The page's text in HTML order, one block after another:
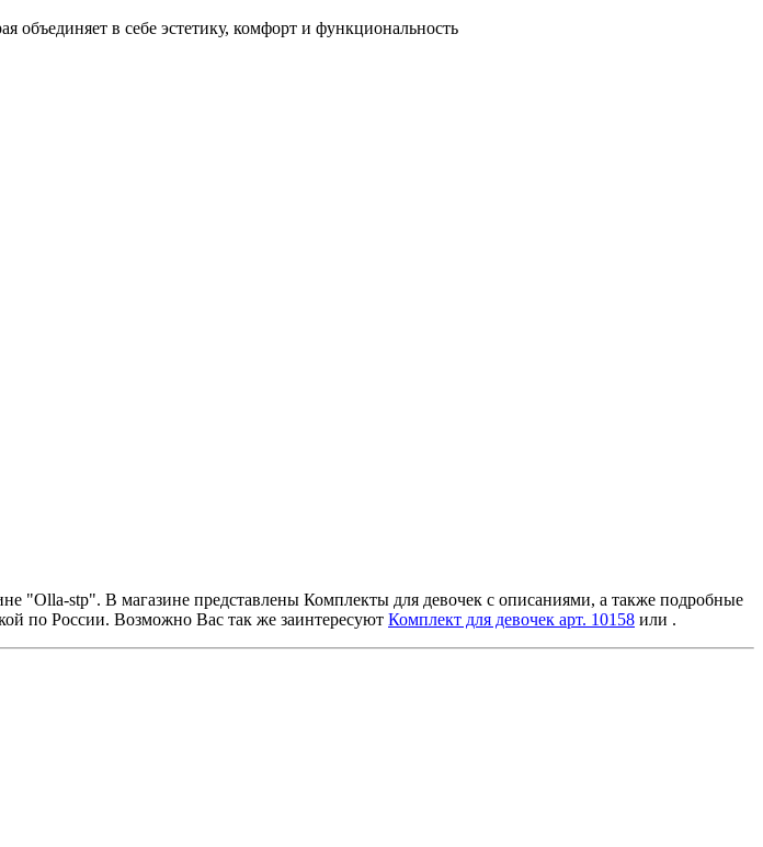
объединяет в себе эстетику, комфорт и функциональность
"Olla-stp". В магазине представлены Комплекты для девочек с описаниями, а также подробные
по России. Возможно Вас так же заинтересуют Комплект для девочек арт. 10158 или .